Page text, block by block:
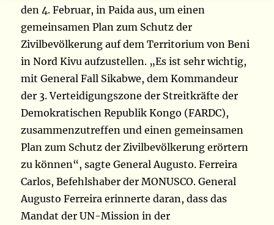
den 4. Februar, in Paida aus, um einen
gemeinsamen Plan zum Schutz der
Zivilbevölkerung auf dem Territorium von Beni
in Nord Kivu aufzustellen. „Es ist sehr wichtig,
mit General Fall Sikabwe, dem Kommandeur
der 3. Verteidigungszone der Streitkräfte der
Demokratischen Republik Kongo (FARDC),
zusammenzutreffen und einen gemeinsamen
Plan zum Schutz der Zivilbevölkerung erörtern
zu können“, sagte General Augusto. Ferreira
Carlos, Befehlshaber der MONUSCO. General
Augusto Ferreira erinnerte daran, dass das
Mandat der UN-Mission in der